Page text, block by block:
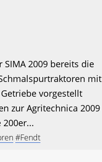
SIMA 2009 bereits die
mit
vorgestellt
zur Agritechnica 2009
#Fendt